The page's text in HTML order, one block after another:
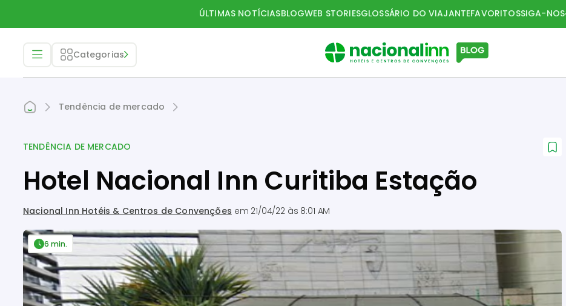
ÚLTIMAS NOTÍCIASBLOGWEB STORIESGLOSSÁRIO DO VIAJANTEFAVORITOSSIGA-NOS
Categorias
Tendência de mercado
TENDÊNCIA DE MERCADO
Hotel Nacional Inn Curitiba Estação
Nacional Inn Hotéis & Centros de Convenções em 21/04/22 às 8:01 AM
6 min.